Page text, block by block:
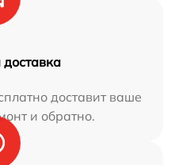
доставит ваше
и обратно.